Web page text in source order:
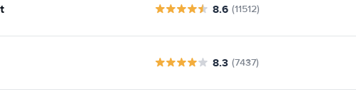
8.6 (11512)
8.3 (7437)